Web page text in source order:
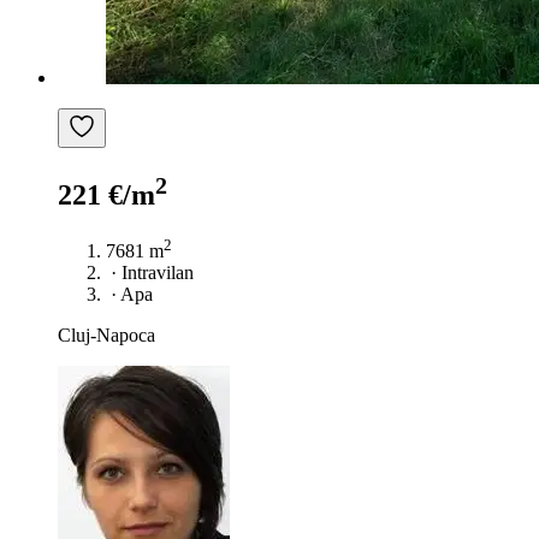
221 €/m2
7681 m2
· Intravilan
· Apa
Cluj-Napoca